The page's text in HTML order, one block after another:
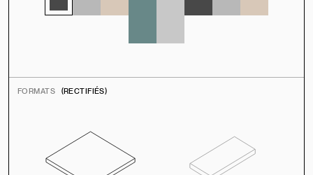
FORMATS (RECTIFIÉS)